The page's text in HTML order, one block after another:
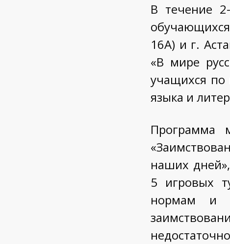
В течение
обучающихся
16А) и г.
«В мире
учащихся по
языка и
Программа
наших
5 игровых
нормам и